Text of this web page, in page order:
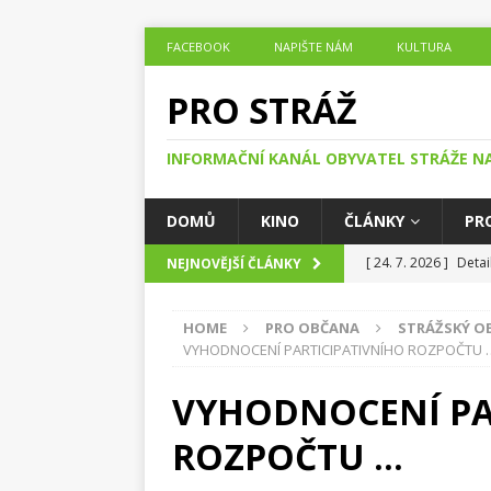
FACEBOOK NAPIŠTE NÁM KULTURA
PRO STRÁŽ
INFORMAČNÍ KANÁL OBYVATEL STRÁŽE
DOMŮ KINO ČLÁNKY
NEJNOVĚJŠÍ ČLÁNKY [ 24. 7. 2026 ]
[ 24. 7. 2026 ] Jak
[ 23. 7. 2026 ]
Noc,
HOME PRO OBČANA STRÁŽSKÝ
VYHODNOCENÍ PARTICIPATIVNÍHO ROZPOČTU
VYHODNOCENÍ
ROZPOČTU …